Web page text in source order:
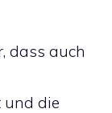
dass auch
und die